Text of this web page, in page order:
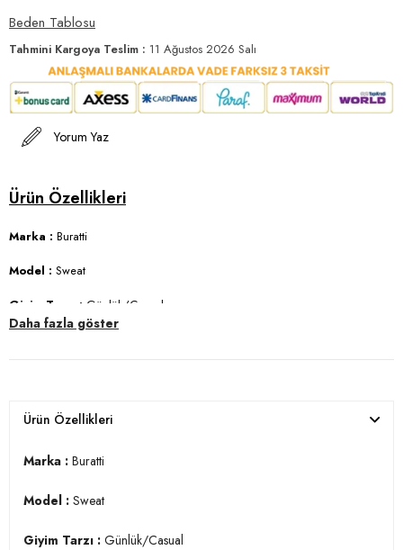
Beden Tablosu
Tahmini Kargoya Teslim : 11 Ağustos 2026 Salı
Yorum Yaz
Marka : Buratti
Model : Sweat
Giyim Tarzı : Günlük/Casual
Manken Ölçüsü :
Daha fazla göster
Ürün Özellikleri
Marka : Buratti
Model : Sweat
Giyim Tarzı : Günlük/Casual